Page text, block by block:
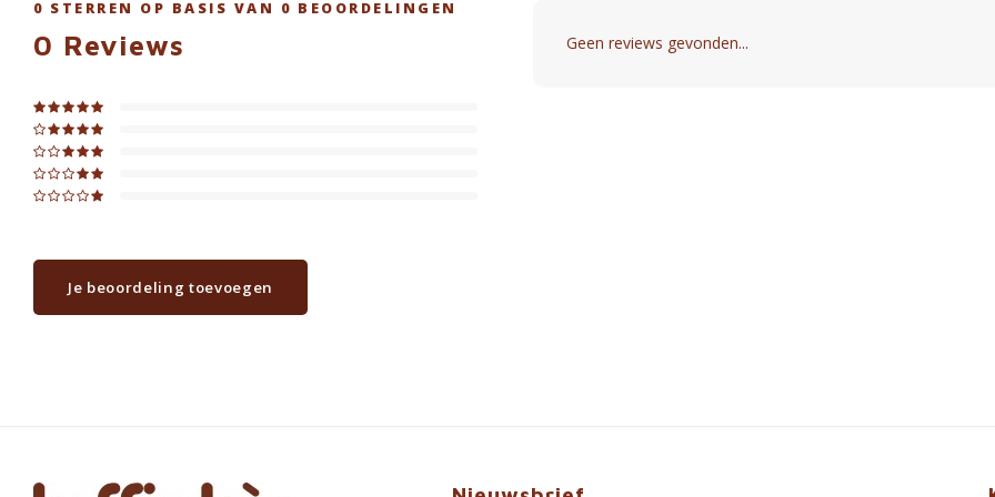
0 STERREN OP BASIS VAN 0 BEOORDELINGEN
0 Reviews
Je beoordeling toevoegen
Geen reviews gevonden...